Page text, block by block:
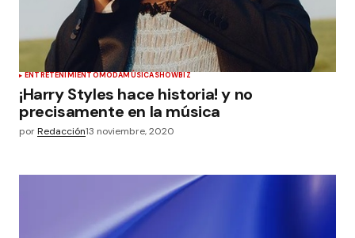
ENTRETENIMIENTOMODAMÚSICASHOWBIZ
¡Harry Styles hace historia! y no
precisamente en la música
porRedacción13 noviembre, 2020